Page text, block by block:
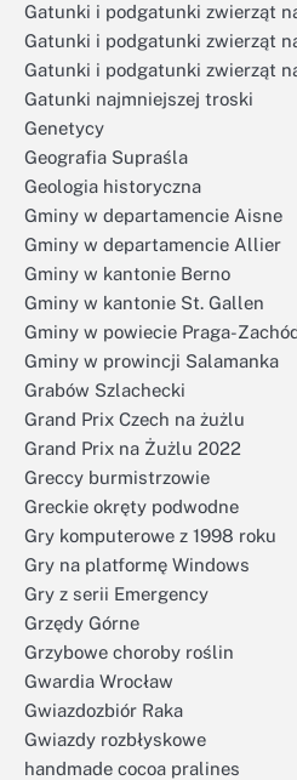
Gatunki i podgatunki zwierząt
Gatunki i podgatunki zwierząt
Gatunki i podgatunki zwierząt
Gatunki najmniejszej troski
Genetycy
Geografia Supraśla
Geologia historyczna
Gminy w departamencie Aisne
Gminy w departamencie Allier
Gminy w kantonie Berno
Gminy w kantonie St. Gallen
Gminy w powiecie Praga-
Gminy w prowincji Salamanka
Grabów Szlachecki
Grand Prix Czech na żużlu
Grand Prix na Żużlu 2022
Greccy burmistrzowie
Greckie okręty podwodne
Gry komputerowe z 1998 roku
Gry na platformę Windows
Gry z serii Emergency
Grzędy Górne
Grzybowe choroby roślin
Gwardia Wrocław
Gwiazdozbiór Raka
Gwiazdy rozbłyskowe
handmade cocoa pralines